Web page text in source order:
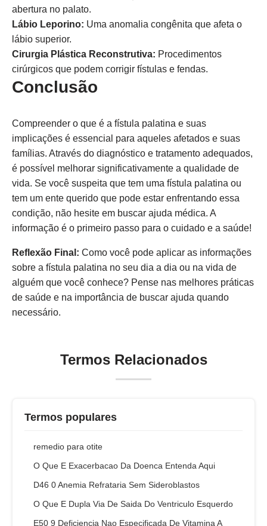
abertura no palato.
Lábio Leporino: Uma anomalia congênita que afeta o
lábio superior.
Cirurgia Plástica Reconstrutiva: Procedimentos
cirúrgicos que podem corrigir fístulas e fendas.
Conclusão
Compreender o que é a fístula palatina e suas
implicações é essencial para aqueles afetados e suas
famílias. Através do diagnóstico e tratamento adequados,
é possível melhorar significativamente a qualidade de
vida. Se você suspeita que tem uma fístula palatina ou
tem um ente querido que pode estar enfrentando essa
condição, não hesite em buscar ajuda médica. A
informação é o primeiro passo para o cuidado e a saúde!
Reflexão Final: Como você pode aplicar as informações
sobre a fístula palatina no seu dia a dia ou na vida de
alguém que você conhece? Pense nas melhores práticas
de saúde e na importância de buscar ajuda quando
necessário.
Termos Relacionados
Termos populares
remedio para otite
O Que E Exacerbacao Da Doenca Entenda Aqui
D46 0 Anemia Refrataria Sem Sideroblastos
O Que E Dupla Via De Saida Do Ventriculo Esquerdo
E50 9 Deficiencia Nao Especificada De Vitamina A